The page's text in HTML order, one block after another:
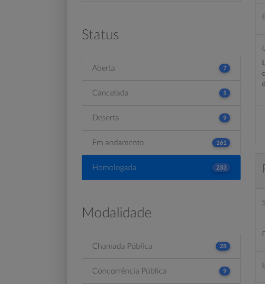
Status
Aberta 7
Cancelada 5
Deserta 9
Em andamento 161
Homologada 233
Modalidade
Chamada Pública 28
Concorrência Pública 9